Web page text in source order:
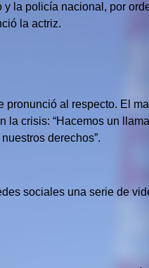
y la policía nacional, por
la actriz.
pronunció al respecto. El
la crisis: “Hacemos un
derechos”.
sociales una serie de